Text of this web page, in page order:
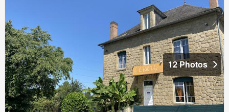
12 Photos